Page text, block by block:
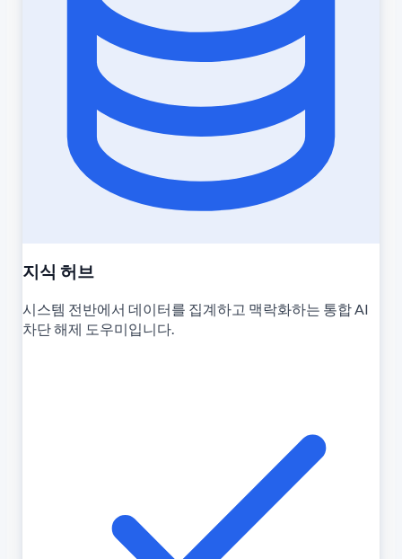
지식 허브
시스템 전반에서 데이터를 집계하고 맥락화하는 통합 AI
차단 해제 도우미입니다.